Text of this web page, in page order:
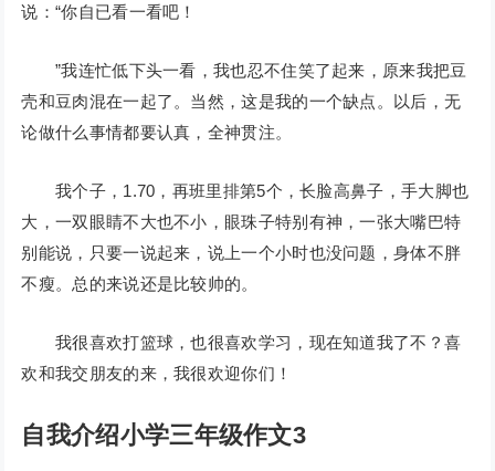
说：“你自已看一看吧！
”我连忙低下头一看，我也忍不住笑了起来，原来我把豆
壳和豆肉混在一起了。当然，这是我的一个缺点。以后，无
论做什么事情都要认真，全神贯注。
我个子，1.70，再班里排第5个，长脸高鼻子，手大脚也
大，一双眼睛不大也不小，眼珠子特别有神，一张大嘴巴特
别能说，只要一说起来，说上一个小时也没问题，身体不胖
不瘦。总的来说还是比较帅的。
我很喜欢打篮球，也很喜欢学习，现在知道我了不？喜
欢和我交朋友的来，我很欢迎你们！
自我介绍小学三年级作文3